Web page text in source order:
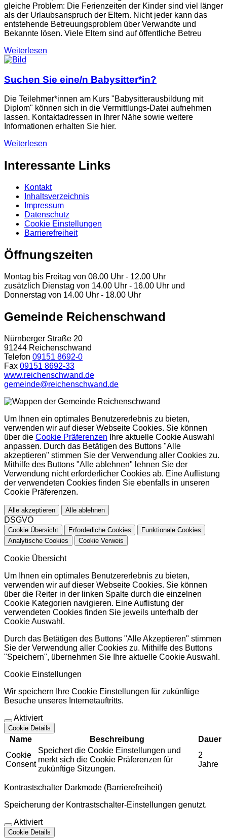
gleiche Problem: Die Ferienzeiten der Kinder sind viel länger
als der Urlaubsanspruch der Eltern. Nicht jeder kann das
entstehende Betreuungsproblem über Verwandte und
Bekannte lösen. Viele Eltern sind auf öffentliche Betreu
Weiterlesen
Suchen Sie eine/n Babysitter*in?
Die Teilehmer*innen am Kurs "Babysitterausbildung mit
Diplom" können sich in die Vermittlungs-Datei aufnehmen
lassen. Kontaktadressen in Ihrer Nähe sowie weitere
Informationen erhalten Sie hier.
Weiterlesen
Interessante Links
Kontakt
Inhaltsverzeichnis
Impressum
Datenschutz
Cookie Einstellungen
Barrierefreiheit
Öffnungszeiten
Montag bis Freitag von 08.00 Uhr - 12.00 Uhr
zusätzlich Dienstag von 14.00 Uhr - 16.00 Uhr und
Donnerstag von 14.00 Uhr - 18.00 Uhr
Gemeinde Reichenschwand
Nürnberger Straße 20
91244 Reichenschwand
Telefon 09151 8692-0
Fax 09151 8692-33
www.reichenschwand.de
gemeinde@reichenschwand.de
Um Ihnen ein optimales Benutzererlebnis zu bieten,
verwenden wir auf dieser Webseite Cookies. Sie können
über die Cookie Präferenzen Ihre aktuelle Cookie Auswahl
anpassen. Durch das Betätigen des Buttons "Alle
akzeptieren" stimmen Sie der Verwendung aller Cookies zu.
Mithilfe des Buttons "Alle ablehnen" lehnen Sie der
Verwendung nicht erforderlicher Cookies ab. Eine Auflistung
der verwendeten Cookies finden Sie ebenfalls in unseren
Cookie Präferenzen.
Alle akzeptieren Alle ablehnen
DSGVO
Cookie Übersicht Erforderliche Cookies
Funktionale Cookies
Analytische Cookies
Cookie Verweis
Cookie Übersicht
Um Ihnen ein optimales Benutzererlebnis zu bieten,
verwenden wir auf dieser Webseite Cookies. Sie können
über die Reiter in der linken Spalte durch die einzelnen
Cookie Kategorien navigieren. Eine Auflistung der
verwendeten Cookies finden Sie jeweils unterhalb der
Cookie Auswahl.
Durch das Betätigen des Buttons "Alle Akzeptieren" stimmen
Sie der Verwendung aller Cookies zu. Mithilfe des Buttons
"Speichern", übernehmen Sie Ihre aktuelle Cookie Auswahl.
Cookie Einstellungen
Wir speichern Ihre Cookie Einstellungen für zukünftige
Besuche unseres Internetauftritts.
Aktiviert
Cookie Details
Name Beschreibung
Dauer
Cookie
Consent
Speichert die Cookie Einstellungen und
merkt sich die Cookie Präferenzen für
zukünftige Sitzungen.
2
Jahre
Kontrastschalter Darkmode (Barrierefreiheit)
Speicherung der Kontrastschalter-Einstellungen genutzt.
Aktiviert
Cookie Details